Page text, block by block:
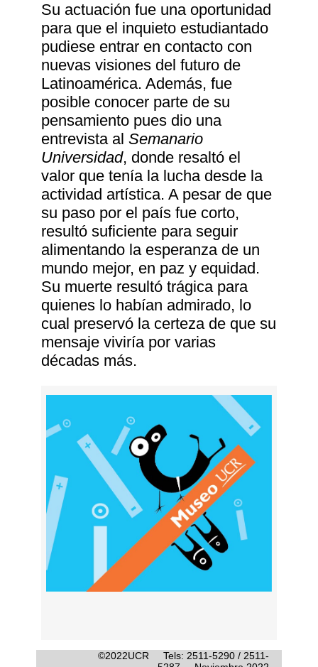
Su actuación fue una oportunidad
para que el inquieto estudiantado
pudiese entrar en contacto con
nuevas visiones del futuro de
Latinoamérica. Además, fue
posible conocer parte de su
pensamiento pues dio una
entrevista alSemanario
Universidad, donde resaltó el
valor que tenía la lucha desde la
actividad artística. A pesar de que
su paso por el país fue corto,
resultó suficiente para seguir
alimentando la esperanza de un
mundo mejor, en paz y equidad.
Su muerte resultó trágica para
quienes lo habían admirado, lo
cual preservó la certeza de que su
mensaje viviría por varias
décadas más.
©2022UCR Tels: 2511-5290 / 2511-